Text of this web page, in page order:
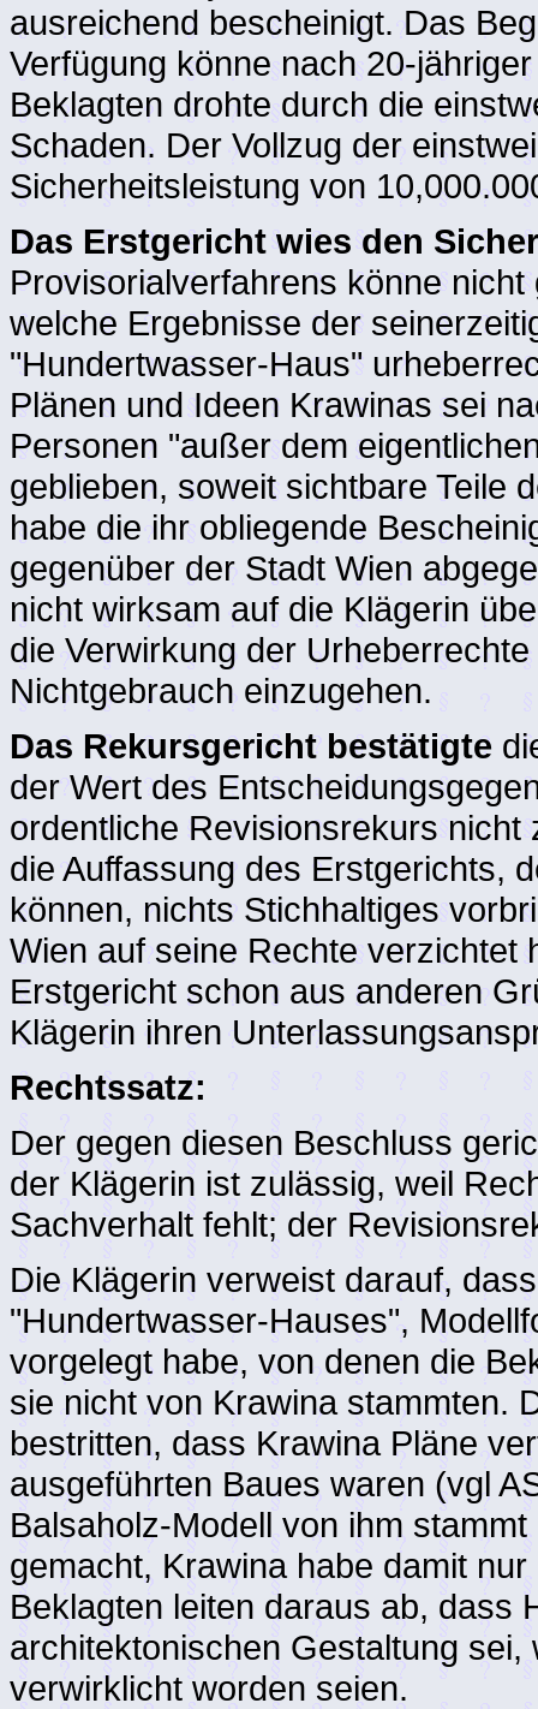
ausreichend bescheinigt. Das
Verfügung könne nach 20-
Beklagten drohte durch die
Schaden. Der Vollzug der
Sicherheitsleistung von
Das Erstgericht wies den
Provisorialverfahrens könne
welche Ergebnisse der
"Hundertwasser-Haus"
Plänen und Ideen Krawinas sei
Personen "außer dem
geblieben, soweit sichtbare Teile
habe die ihr obliegende
gegenüber der Stadt Wien
nicht wirksam auf die Klägerin
die Verwirkung der
Nichtgebrauch einzugehen.
Das Rekursgericht bestätigte
der Wert des
ordentliche Revisionsrekurs
die Auffassung des Erstgerichts,
können, nichts Stichhaltiges
Wien auf seine Rechte verzichtet
Erstgericht schon aus anderen
Klägerin ihren
Rechtssatz:
Der gegen diesen Beschluss
der Klägerin ist zulässig, weil
Sachverhalt fehlt; der
Die Klägerin verweist darauf,
"Hundertwasser-Hauses",
vorgelegt habe, von denen die
sie nicht von Krawina stammten.
bestritten, dass Krawina Pläne
ausgeführten Baues waren (vgl
Balsaholz-Modell von ihm
gemacht, Krawina habe damit
Beklagten leiten daraus ab, dass
architektonischen Gestaltung
verwirklicht worden seien.